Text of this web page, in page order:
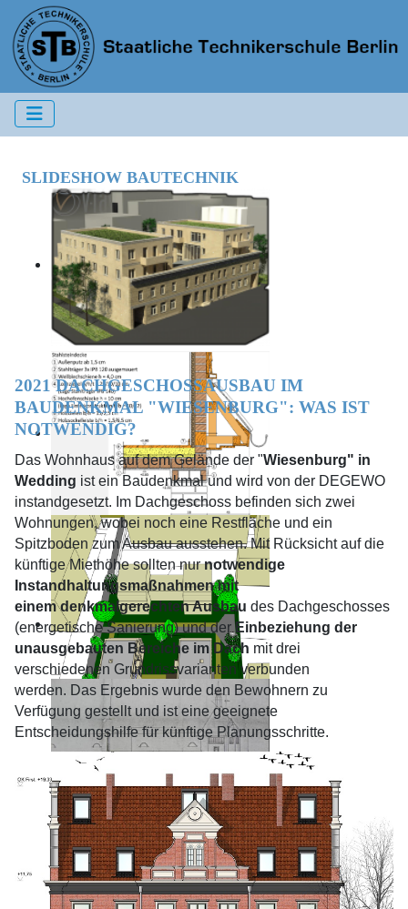
SLIDESHOW BAUTECHNIK
2021 DACHGESCHOSSAUSBAU IM
BAUDENKMAL "WIESENBURG": WAS IST
NOTWENDIG?
Das Wohnhaus auf dem Gelände der "Wiesenburg" in
Wedding ist ein Baudenkmal und wird von der DEGEWO
instandgesetzt. Im Dachgeschoss befinden sich zwei
Wohnungen, wobei noch eine Restfläche und ein
Spitzboden zum Ausbau ausstehen.Mit Rücksicht auf die
künftige Miethöhesollten nurnotwendige
Instandhaltungsmaßnahmen mit
einemdenkmalgerechten Ausbau des Dachgeschosses
(energetische Sanierung) und der Einbeziehung der
unausgebauten Bereiche im Dach mit drei
verschiedenen Grundrissvarianten verbunden
werden. Das Ergebnis wurde den Bewohnern zu
Verfügung gestellt und ist eine geeignete
Entscheidungshilfe für künftige Planungsschritte.